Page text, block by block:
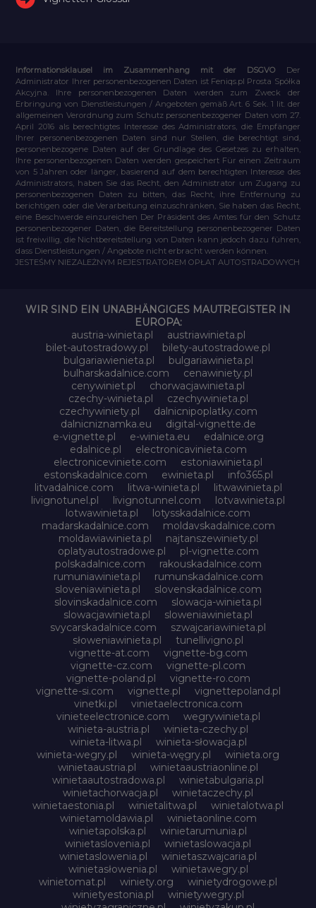
Informationsklausel im Zusammenhang mit der DSGVO
Der
Administrator Ihrer personenbezogenen Daten ist Feniqs.pl Prosta Spółka
Akcyjna. Ihre personenbezogenen Daten werden zum Zweck der
Erbringung von Dienstleistungen / Angeboten gemäß Art. 6 Sek. 1 lit. der
allgemeinen Verordnung zum Schutz personenbezogener Daten vom 27.
April 2016 als berechtigtes Interesse des Administrators, die Empfänger
Ihrer personenbezogenen Daten sind nur Stellen, die berechtigt sind,
personenbezogene Daten auf der Grundlage des Gesetzes zu erhalten,
Ihre personenbezogenen Daten werden gespeichert Für einen Zeitraum
von 5 Jahren oder länger, basierend auf dem berechtigten Interesse des
Administrators, haben Sie das Recht, den Administrator um Zugang zu
personenbezogenen Daten zu bitten, das Recht, ihre Entfernung zu
berichtigen oder die Verarbeitung einzuschränken, Sie haben das Recht,
eine Beschwerde einzureichen Der Präsident des Amtes für den Schutz
personenbezogener Daten, die Bereitstellung personenbezogener Daten
ist freiwillig, die Nichtbereitstellung von Daten kann jedoch dazu führen,
dass Dienstleistungen / Angebote nicht erbracht werden können.
JESTEŚMY NIEZALEŻNYM REJESTRATOREM OPŁAT AUTOSTRADOWYCH
WIR SIND EIN UNABHÄNGIGES MAUTREGISTER IN
EUROPA:
austria-winieta.pl
austriawinieta.pl
bilet-autostradowy.pl
bilety-autostradowe.pl
bulgariawienieta.pl
bulgariawinieta.pl
bulharskadalnice.com
cenawiniety.pl
cenywiniet.pl
chorwacjawinieta.pl
czechy-winieta.pl
czechywinieta.pl
czechywiniety.pl
dalnicnipoplatky.com
dalnicniznamka.eu
digital-vignette.de
e-vignette.pl
e-winieta.eu
edalnice.org
edalnice.pl
electronicavinieta.com
electroniceviniete.com
estoniawinieta.pl
estonskadalnice.com
ewinieta.pl
info365.pl
litvadalnice.com
litwa-winieta.pl
litwawinieta.pl
livignotunel.pl
livignotunnel.com
lotvawinieta.pl
lotwawinieta.pl
lotysskadalnice.com
madarskadalnice.com
moldavskadalnice.com
moldawiawinieta.pl
najtanszewiniety.pl
oplatyautostradowe.pl
pl-vignette.com
polskadalnice.com
rakouskadalnice.com
rumuniawinieta.pl
rumunskadalnice.com
sloveniawinieta.pl
slovenskadalnice.com
slovinskadalnice.com
slowacja-winieta.pl
slowacjawinieta.pl
sloweniawinieta.pl
svycarskadalnice.com
szwajcariawinieta.pl
słoweniawinieta.pl
tunellivigno.pl
vignette-at.com
vignette-bg.com
vignette-cz.com
vignette-pl.com
vignette-poland.pl
vignette-ro.com
vignette-si.com
vignette.pl
vignettepoland.pl
vinetki.pl
vinietaelectronica.com
vinieteelectronice.com
wegrywinieta.pl
winieta-austria.pl
winieta-czechy.pl
winieta-litwa.pl
winieta-słowacja.pl
winieta-wegry.pl
winieta-węgry.pl
winieta.org
winietaaustria.pl
winietaaustriaonline.pl
winietaautostradowa.pl
winietabulgaria.pl
winietachorwacja.pl
winietaczechy.pl
winietaestonia.pl
winietalitwa.pl
winietalotwa.pl
winietamoldawia.pl
winietaonline.com
winietapolska.pl
winietarumunia.pl
winietaslovenia.pl
winietaslowacja.pl
winietaslowenia.pl
winietaszwajcaria.pl
winietasłowenia.pl
winietawegry.pl
winietomat.pl
winiety.org
winietydrogowe.pl
winietyestonia.pl
winietywegry.pl